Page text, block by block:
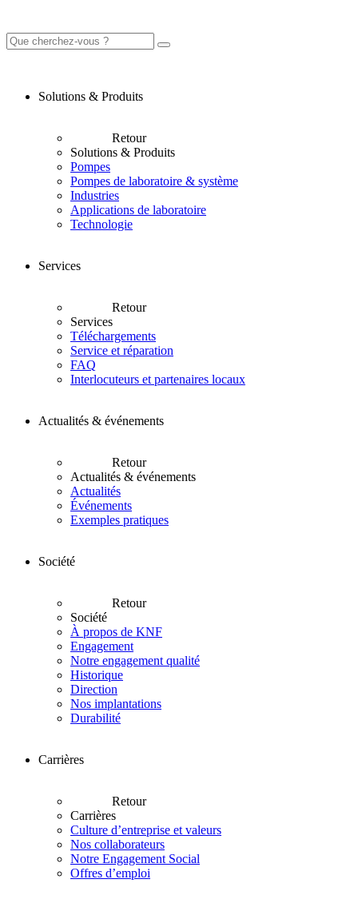
Solutions & Produits
Retour
Solutions & Produits
Pompes
Pompes de laboratoire & système
Industries
Applications de laboratoire
Technologie
Services
Retour
Services
Téléchargements
Service et réparation
FAQ
Interlocuteurs et partenaires locaux
Actualités & événements
Retour
Actualités & événements
Actualités
Événements
Exemples pratiques
Société
Retour
Société
À propos de KNF
Engagement
Notre engagement qualité
Historique
Direction
Nos implantations
Durabilité
Carrières
Retour
Carrières
Culture d’entreprise et valeurs
Nos collaborateurs
Notre Engagement Social
Offres d’emploi